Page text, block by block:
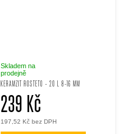
KERAMZIT ROSTETO - 20 L 8-16 MM
Skladem na
prodejně
197,52 Kč bez DPH
239 Kč